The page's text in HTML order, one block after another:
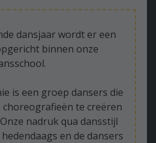
dansjaar wordt er een
binnen onze
is een groep dansers die
te creëren
nadruk qua dansstijl
en de dansers